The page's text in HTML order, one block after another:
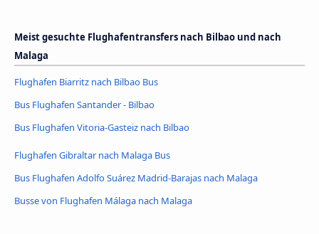
Meist gesuchte Flughafentransfers nach Bilbao und nach
Malaga
Flughafen Biarritz nach Bilbao Bus
Bus Flughafen Santander - Bilbao
Bus Flughafen Vitoria-Gasteiz nach Bilbao
Flughafen Gibraltar nach Malaga Bus
Bus Flughafen Adolfo Suárez Madrid-Barajas nach Malaga
Busse von Flughafen Málaga nach Malaga